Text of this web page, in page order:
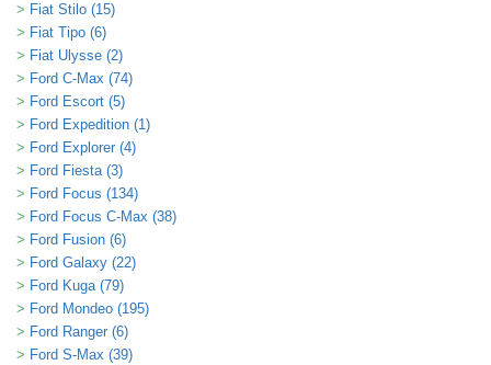
Fiat Stilo (15)
Fiat Tipo (6)
Fiat Ulysse (2)
Ford C-Max (74)
Ford Escort (5)
Ford Expedition (1)
Ford Explorer (4)
Ford Fiesta (3)
Ford Focus (134)
Ford Focus C-Max (38)
Ford Fusion (6)
Ford Galaxy (22)
Ford Kuga (79)
Ford Mondeo (195)
Ford Ranger (6)
Ford S-Max (39)